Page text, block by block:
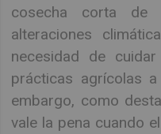
cosecha corta de
alteraciones
necesidad de
prácticas agrícolas
embargo, como
vale la pena cuando